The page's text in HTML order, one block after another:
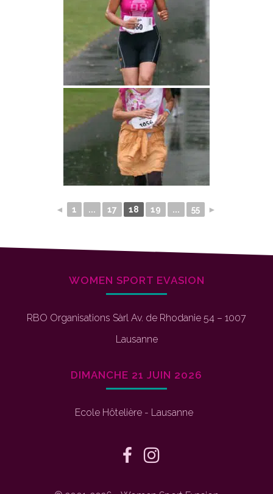
◄ 1 ... 17 18 19 ... 55 ►
WOMEN SPORT EVASION
RBO Organisations Sàrl Av. de Rhodanie 54 – 1007
Lausanne
DIMANCHE 21 JUIN 2026
Ecole Hôtelière - Lausanne